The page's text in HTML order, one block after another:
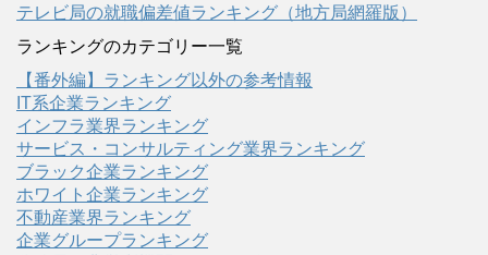
テレビ局の就職偏差値ランキング（地方局網羅版）
ランキングのカテゴリー一覧
【番外編】ランキング以外の参考情報
IT系企業ランキング
インフラ業界ランキング
サービス・コンサルティング業界ランキング
ブラック企業ランキング
ホワイト企業ランキング
不動産業界ランキング
企業グループランキング